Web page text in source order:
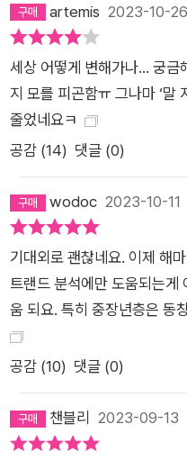
열었다. 소비자도 이에 발 빠
라 ‘최적가’가 중요해지고 있다. ● On Dopamine Farming 도파
밍 도파민 도는 일 뭐 없나?
큼 재미를 좇는 일이 일상이
아이템을 모으듯, 사람들은
지극히 무의미한 일들이 주목
록을 경신한다. 자극적인 숏
은 피할 수 없는 추세다. ● Not Like Old Daddies, Millennial
Hubbies 요즘남편 없던아빠
오늘날, 결혼 후 남자에게 기
가사 노동과 육아, 가족 관계
가장에서 평등한 동반자로
함께 시간을 보내기 위해 ‘6
이 가정과 기업, 나아가 소비의 풍
ng Your Horizons: Spin-
화나 드라마에서 자주 쓰이던
산되는 추세다. 비교적 저 예
artemis 2023-10-26
세상 어떻게 변해가나... 궁금
지 모를 피곤함ㅠ 그나마 ‘말
줄었네요ㅋ
공감 (14) 댓글 (0)
wodoc 2023-10-11
기대외로 괜찮네요. 이제 해
트랜드 분석에만 도움되는게
움 되요. 특히 중장년층은 동
공감 (10) 댓글 (0)
챈블리 2023-09-13